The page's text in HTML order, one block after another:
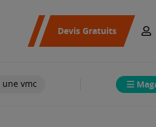
Devis Gratuits
une vmc